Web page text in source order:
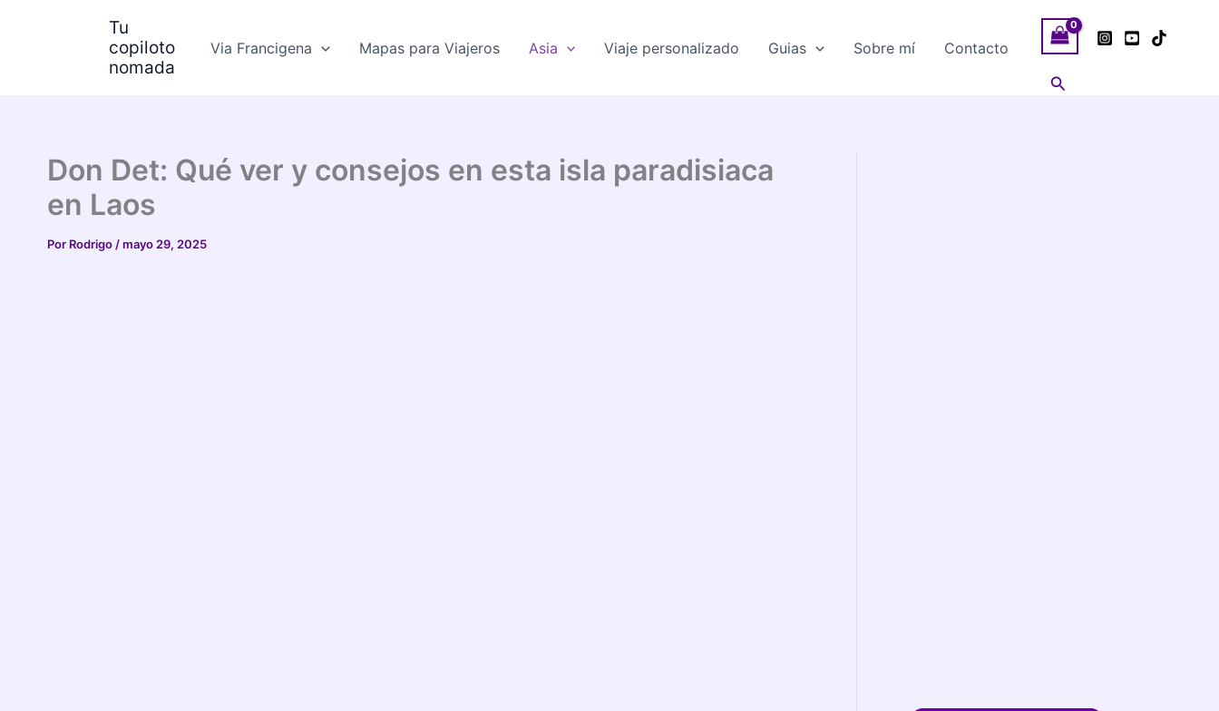
Tu
copiloto
nomada
Via Francigena Mapas para Viajeros Asia Viaje personalizado Guias Sobre mí Contacto
Buscar
Don Det: Qué ver y consejos en esta isla paradisiaca
en Laos
Por Rodrigo /mayo 29, 2025